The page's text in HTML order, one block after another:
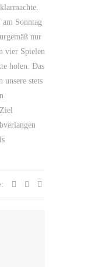
am Sonntag
nur
vier Spielen
holen. Das
unsere stets